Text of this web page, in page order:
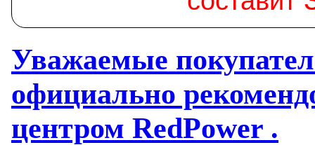
Уважаемые
официально
центром RedPower .